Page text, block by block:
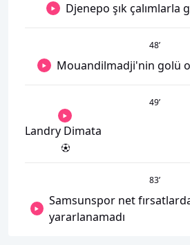
Djenepo şık çalımlarla
48’
Mouandilmadji'nin golü
49’
Landry Dimata
83’
Samsunspor net
yararlanamadı